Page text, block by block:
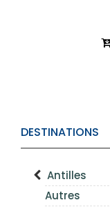
DESTINATIONS
Antilles
Autres